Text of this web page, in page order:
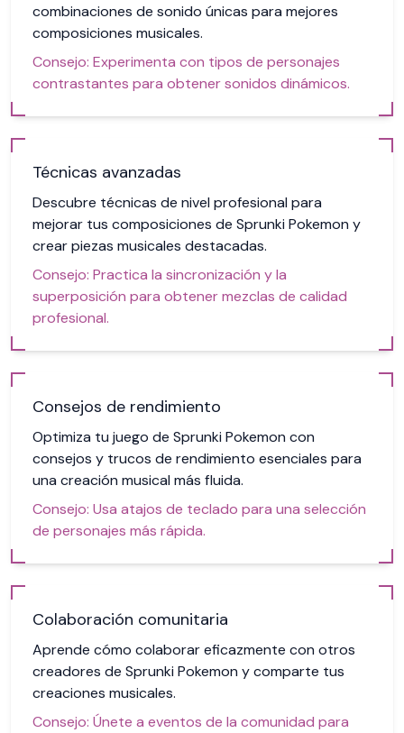
combinaciones de sonido únicas para mejores
composiciones musicales.
Consejo: Experimenta con tipos de personajes
contrastantes para obtener sonidos dinámicos.
Técnicas avanzadas
Descubre técnicas de nivel profesional para
mejorar tus composiciones de Sprunki Pokemon y
crear piezas musicales destacadas.
Consejo: Practica la sincronización y la
superposición para obtener mezclas de calidad
profesional.
Consejos de rendimiento
Optimiza tu juego de Sprunki Pokemon con
consejos y trucos de rendimiento esenciales para
una creación musical más fluida.
Consejo: Usa atajos de teclado para una selección
de personajes más rápida.
Colaboración comunitaria
Aprende cómo colaborar eficazmente con otros
creadores de Sprunki Pokemon y comparte tus
creaciones musicales.
Consejo: Únete a eventos de la comunidad para